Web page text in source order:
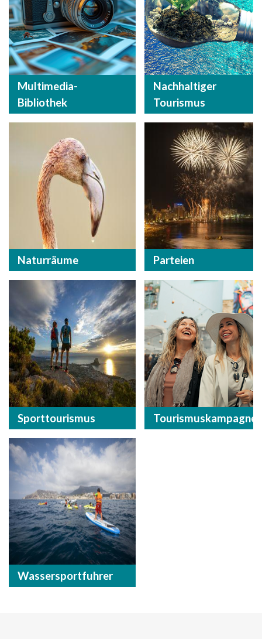
Multimedia-
Bibliothek
Nachhaltiger
Tourismus
Naturräume Parteien
Sporttourismus Tourismuskampagnen
Wassersportfuhrer